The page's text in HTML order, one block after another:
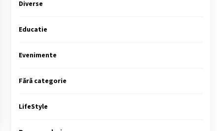
Diverse
Educatie
Evenimente
Fără categorie
LifeStyle